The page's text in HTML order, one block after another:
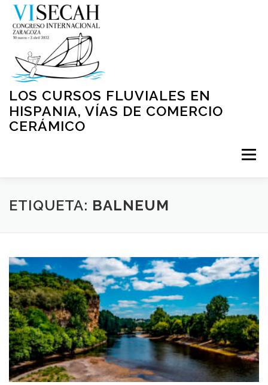
Saltar
contenido
LOS CURSOS FLUVIALES EN
HISPANIA, VÍAS DE COMERCIO
CERÁMICO
Menú
INICIO PRESENTACIÓN ORGANIZACIÓN
LUGAR DE CELEBRACIÓN INSCRIPCIONES
ETIQUETA: BALNEUM